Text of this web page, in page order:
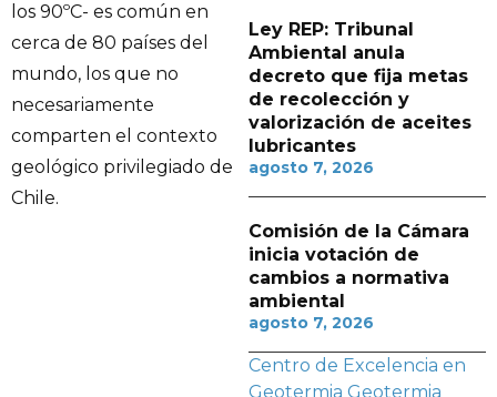
los 90ºC- es común en
cerca de 80 países del
mundo, los que no
necesariamente
comparten el contexto
geológico privilegiado de
Chile.
Ley REP: Tribunal
Ambiental anula
decreto que fija metas
de recolección y
valorización de aceites
lubricantes
agosto 7, 2026
Comisión de la Cámara
inicia votación de
cambios a normativa
ambiental
agosto 7, 2026
Centro de Excelencia en
Geotermia Geotermia